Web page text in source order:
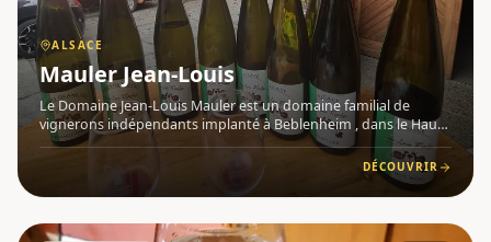
ALSACE
Mauler Jean-Louis
Le Domaine Jean-Louis Mauler est un domaine familial de
vignerons indépendants implanté à Beblenheim , dans le Haut-
Rhin en Alsace , le long de la célèbre route des vins d'Alsace . Le
domaine exploite 9 hectares de vignes répartis sur 39 pa
DÉCOUVRIR